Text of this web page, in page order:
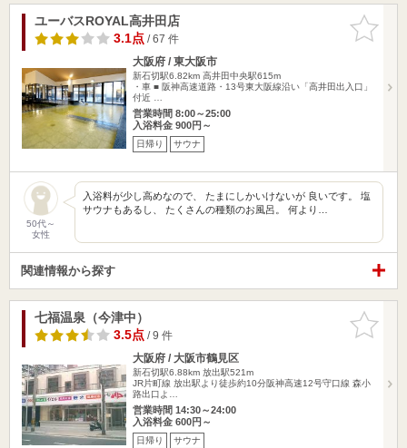
お気に入
りに追加
ユーバスROYAL高井田店
3.1点/ 67 件
大阪府 / 東大阪市
新石切駅6.82km 高井田中央駅615m
・車 ■ 阪神高速道路・13号東大阪線沿い「高井田出入口」
付近 …
営業時間 8:00～25:00
入浴料金 900円～
日帰り サウナ
50代～
女性
入浴料が少し高めなので、 たまにしかいけないが 良いです。 塩
サウナもあるし、 たくさんの種類のお風呂。 何より…
関連情報から探す
お気に入
りに追加
七福温泉（今津中）
3.5点/ 9 件
大阪府 / 大阪市鶴見区
新石切駅6.88km 放出駅521m
JR片町線 放出駅より徒歩約10分阪神高速12号守口線 森小
路出口よ…
営業時間 14:30～24:00
入浴料金 600円～
日帰り サウナ